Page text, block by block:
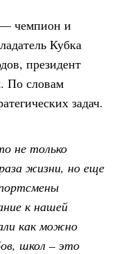
— чемпион и
Кубка
президент
По словам
задач.
не только
жизни, но еще
к нашей
как можно
школ – это